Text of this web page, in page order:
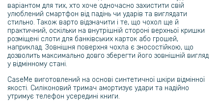
239 грн
299 грн
Гідрогелева плівка iNobi Matte для Xiaomi 14T Pro, Матова
319 грн
399 грн
варіантом для тих, хто хоче одночасно захистити свій
улюблений смартфон від падінь чи ударів та виглядати
стильно. Також варто відзначити і те, що чохол ще й
практичний, оскільки на внутрішній стороні верхньої кришки
розміщені слоти для банківських карток або грошей,
наприклад. Зовнішня поверхня чохла є зносостійкою, що
дозволить максимально довго зберегти його зовнішній вигляд
у відмінному стані.
CaseMe виготовлений на основі синтетичної шкіри відмінної
якості. Силіконовий тримач амортизує удари та надійно
утримує телефон усередині книги.